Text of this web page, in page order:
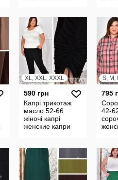
плаття 24199
XL, XXL, XXXL
590 грн
Капрі трикотаж
масло 52-66
жіночі капрі
женские капри
бриджы 24222
795
42-